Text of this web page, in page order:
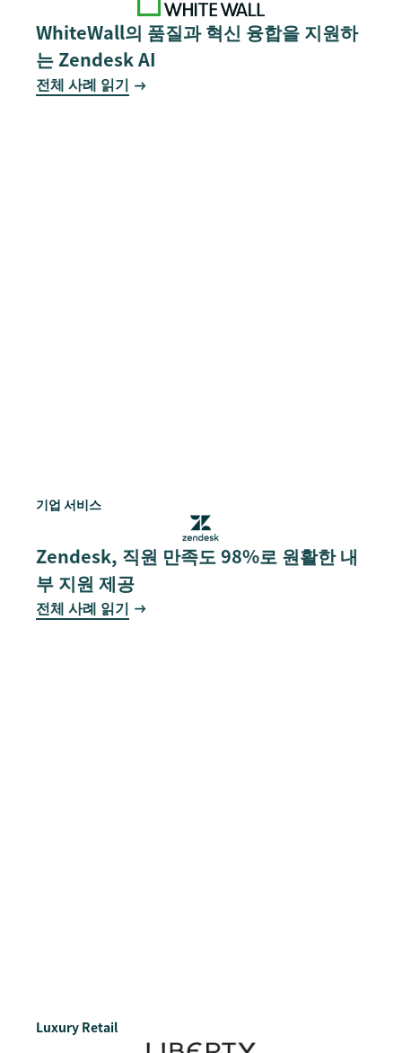
WhiteWall의 품질과 혁신 융합을 지원하
는 Zendesk AI
전체 사례 읽기
기업 서비스
Zendesk, 직원 만족도 98%로 원활한 내
부 지원 제공
전체 사례 읽기
Luxury Retail